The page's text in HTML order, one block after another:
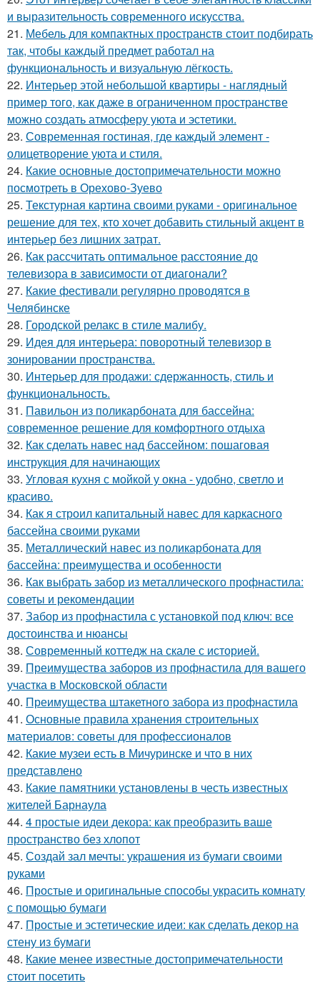
и выразительность современного искусства.
21. Мебель для компактных пространств стоит подбирать
так, чтобы каждый предмет работал на
функциональность и визуальную лёгкость.
22. Интерьер этой небольшой квартиры - наглядный
пример того, как даже в ограниченном пространстве
можно создать атмосферу уюта и эстетики.
23. Современная гостиная, где каждый элемент -
олицетворение уюта и стиля.
24. Какие основные достопримечательности можно
посмотреть в Орехово-Зуево
25. Текстурная картина своими руками - оригинальное
решение для тех, кто хочет добавить стильный акцент в
интерьер без лишних затрат.
26. Как рассчитать оптимальное расстояние до
телевизора в зависимости от диагонали?
27. Какие фестивали регулярно проводятся в
Челябинске
28. Городской релакс в стиле малибу.
29. Идея для интерьера: поворотный телевизор в
зонировании пространства.
30. Интерьер для продажи: сдержанность, стиль и
функциональность.
31. Павильон из поликарбоната для бассейна:
современное решение для комфортного отдыха
32. Как сделать навес над бассейном: пошаговая
инструкция для начинающих
33. Угловая кухня с мойкой у окна - удобно, светло и
красиво.
34. Как я строил капитальный навес для каркасного
бассейна своими руками
35. Металлический навес из поликарбоната для
бассейна: преимущества и особенности
36. Как выбрать забор из металлического профнастила:
советы и рекомендации
37. Забор из профнастила с установкой под ключ: все
достоинства и нюансы
38. Современный коттедж на скале с историей.
39. Преимущества заборов из профнастила для вашего
участка в Московской области
40. Преимущества штакетного забора из профнастила
41. Основные правила хранения строительных
материалов: советы для профессионалов
42. Какие музеи есть в Мичуринске и что в них
представлено
43. Какие памятники установлены в честь известных
жителей Барнаула
44. 4 простые идеи декора: как преобразить ваше
пространство без хлопот
45. Создай зал мечты: украшения из бумаги своими
руками
46. Простые и оригинальные способы украсить комнату
с помощью бумаги
47. Простые и эстетические идеи: как сделать декор на
стену из бумаги
48. Какие менее известные достопримечательности
стоит посетить